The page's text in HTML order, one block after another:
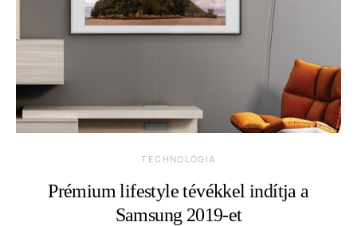
TECHNOLÓGIA
Prémium lifestyle tévékkel indítja a
Samsung 2019-et